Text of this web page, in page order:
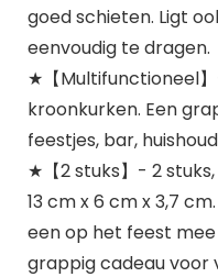
goed schieten. Ligt
eenvoudig te dragen.
★【Multifunctioneel
kroonkurken. Een
feestjes, bar,
★【2 stuks】- 2
13 cm x 6 cm x 3,7
een op het feest mee
grappig cadeau voor